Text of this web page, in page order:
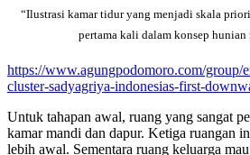
“Ilustrasi kamar tidur yang menjadi skala
pertama kali dalam konsep hunian
https://www.agungpodomoro.com/group/
cluster-sadyagriya-indonesias-first-
Untuk tahapan awal, ruang yang sangat
kamar mandi dan dapur. Ketiga ruangan
lebih awal. Sementara ruang keluarga